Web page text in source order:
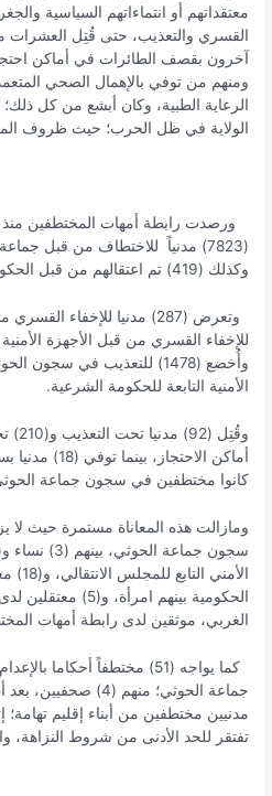
معتقداتهم أو انتماءاتهم السياسية
القسري والتعذيب، حتى قُتِل العشرات
آخرون بقصف الطائرات في أماكن
ومنهم من توفي بالإهمال الصحي
الرعاية الطبية، وكان أبشع من كل
الولاية في ظل الحرب؛ حيث ظروف
وكذلك (419) تم اعتقالهم من قبل الحكومة الشرعية بينهم (9) نساء.
للإخفاء القسري من قبل الأجهزة
الأمنية التابعة للحكومة الشرعية.
أماكن
كانوا مختطفين في سجون جماعة
الأمني
الحكومية بينهم
الغربي، موثقين لدى رابطة أمهات
كما يواجه (51) مختطفاً
جماعة الحوثي؛ منهم
مدنيين مختطفين من أبناء إقليم
تفتقر للحد الأدنى من شروط النزاهة،